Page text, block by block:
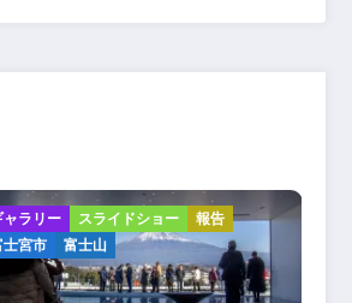
ギャラリー スライドショー
報告
富士宮市
富士山